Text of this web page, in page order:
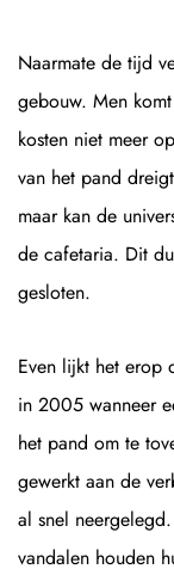
Naarmate de tijd
gebouw. Men
kosten niet meer
van het pand
maar kan de
de cafetaria. Dit
gesloten.
Even lijkt het erop
in 2005 wanneer
het pand om te
gewerkt aan de
al snel
vandalen houden